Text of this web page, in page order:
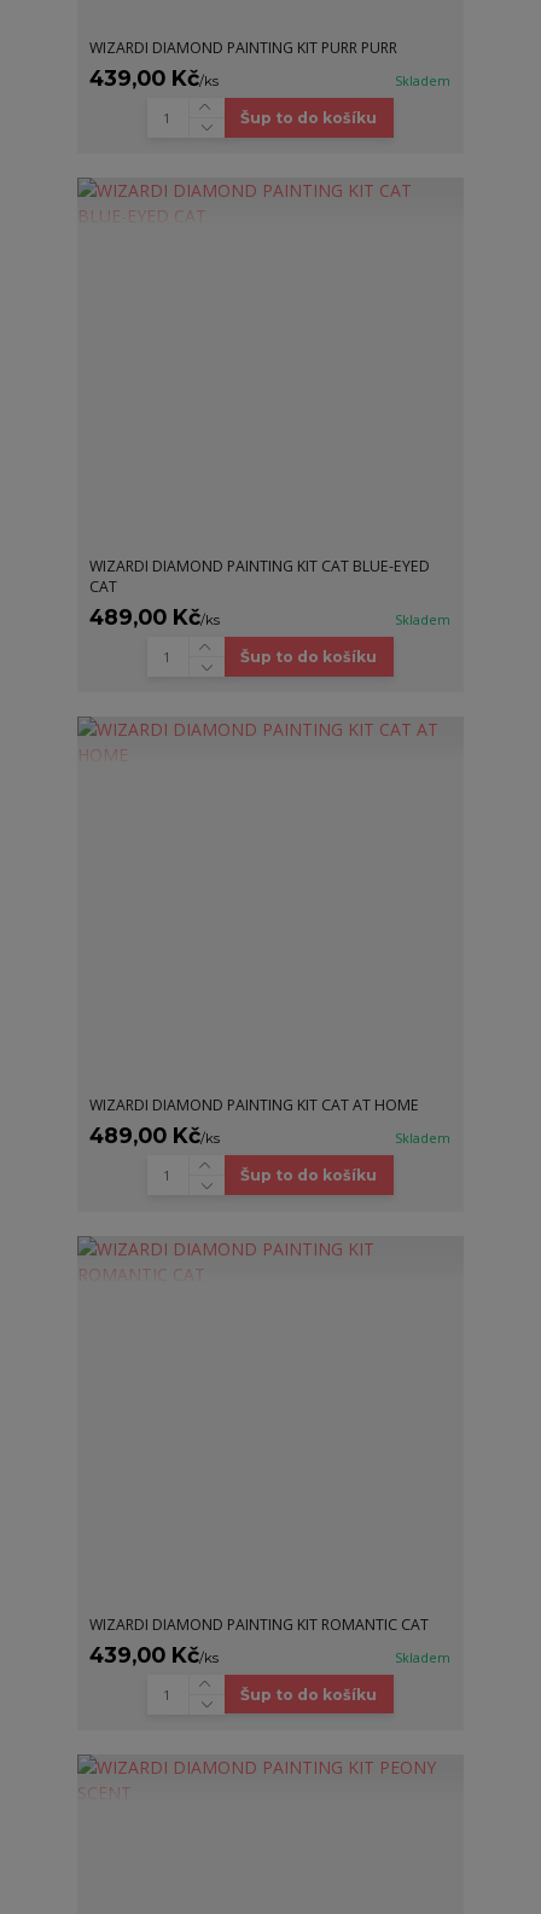
WIZARDI DIAMOND PAINTING KIT PURR PURR
439,00 Kč/ks Skladem
Šup to do košíku
WIZARDI DIAMOND PAINTING KIT CAT BLUE-EYED
CAT
489,00 Kč/ks Skladem
Šup to do košíku
WIZARDI DIAMOND PAINTING KIT CAT AT HOME
489,00 Kč/ks Skladem
Šup to do košíku
WIZARDI DIAMOND PAINTING KIT ROMANTIC CAT
439,00 Kč/ks Skladem
Šup to do košíku